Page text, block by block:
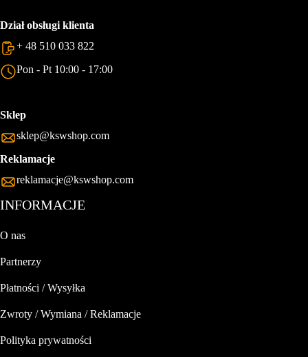
Dział obsługi klienta
+ 48 510 033 822
Pon - Pt 10:00 - 17:00
Sklep
sklep@kswshop.com
Reklamacje
reklamacje@kswshop.com
INFORMACJE
O nas
Partnerzy
Płatności / Wysyłka
Zwroty / Wymiana / Reklamacje
Polityka prywatności